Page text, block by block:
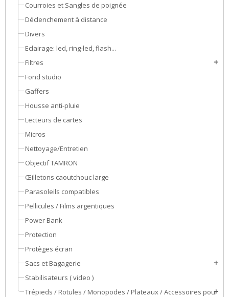
Courroies et Sangles de poignée
Déclenchement à distance
Divers
Eclairage: led, ring-led, flash...
Filtres
add
Fond studio
Gaffers
Housse anti-pluie
Lecteurs de cartes
Micros
Nettoyage/Entretien
Objectif TAMRON
Œilletons caoutchouc large
Parasoleils compatibles
Pellicules / Films argentiques
Power Bank
Protection
Protèges écran
Sacs et Bagagerie
add
Stabilisateurs ( video )
Trépieds / Rotules / Monopodes / Plateaux / Accessoires pour
add